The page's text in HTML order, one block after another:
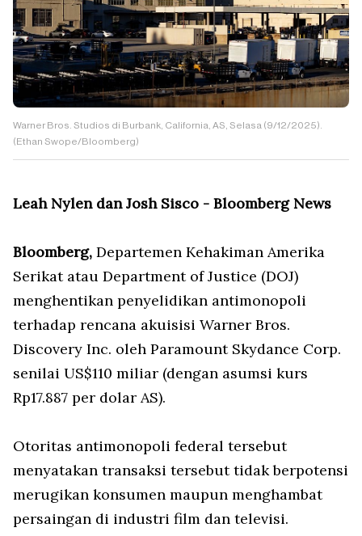
Warner Bros. Studios di Burbank, California, AS, Selasa (9/12/2025).
(Ethan Swope/Bloomberg)
Leah Nylen dan Josh Sisco - Bloomberg News
Bloomberg, Departemen Kehakiman Amerika
Serikat atau Department of Justice (DOJ)
menghentikan penyelidikan antimonopoli
terhadap rencana akuisisi Warner Bros.
Discovery Inc. oleh Paramount Skydance Corp.
senilai US$110 miliar (dengan asumsi kurs
Rp17.887 per dolar AS).
Otoritas antimonopoli federal tersebut
menyatakan transaksi tersebut tidak berpotensi
merugikan konsumen maupun menghambat
persaingan di industri film dan televisi.